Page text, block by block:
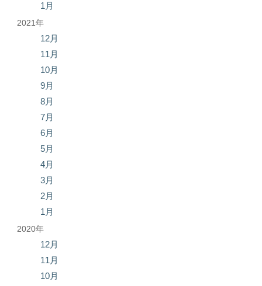
1月
2021年
12月
11月
10月
9月
8月
7月
6月
5月
4月
3月
2月
1月
2020年
12月
11月
10月